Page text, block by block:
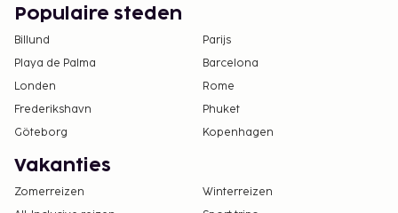
Populaire steden
Billund
Parijs
Playa de Palma
Barcelona
Londen
Rome
Frederikshavn
Phuket
Göteborg
Kopenhagen
Vakanties
Zomerreizen
Winterreizen